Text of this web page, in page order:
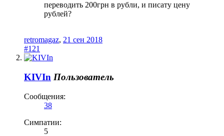
переводить 200грн в рубли, и писату цену
рублей?
retromagaz, 21 сен 2018
#121
KIVIn Пользователь
Сообщения:
38
Симпатии:
5